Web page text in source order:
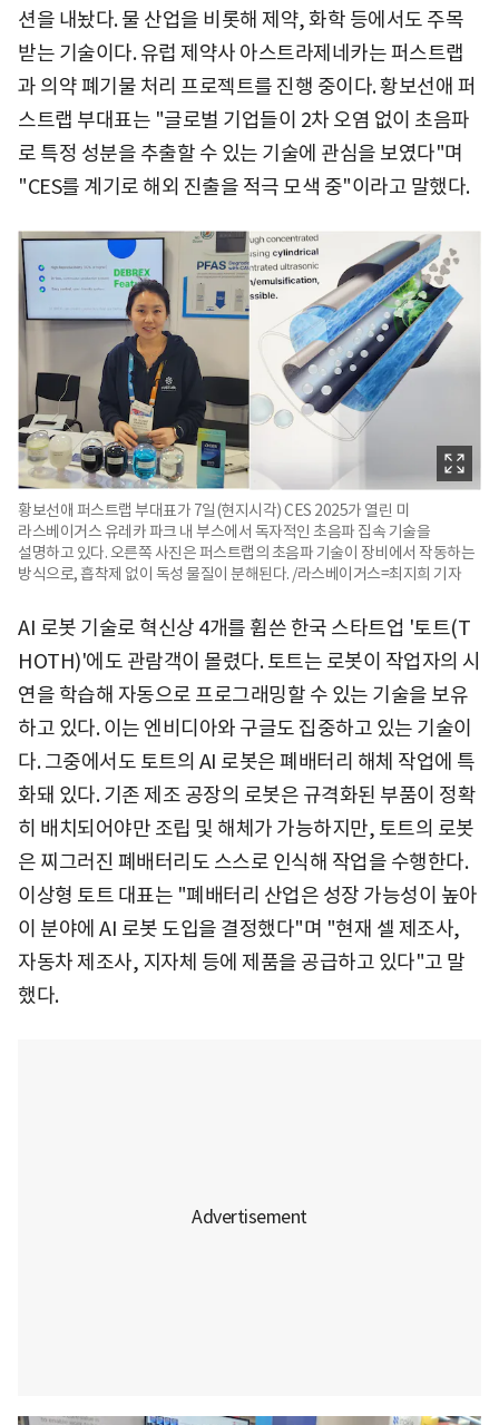
션을 내놨다. 물 산업을 비롯해 제약, 화학 등에서도 주목
받는 기술이다. 유럽 제약사 아스트라제네카는 퍼스트랩
과 의약 폐기물 처리 프로젝트를 진행 중이다. 황보선애 퍼
스트랩 부대표는 "글로벌 기업들이 2차 오염 없이 초음파
로 특정 성분을 추출할 수 있는 기술에 관심을 보였다"며
"CES를 계기로 해외 진출을 적극 모색 중"이라고 말했다.
황보선애 퍼스트랩 부대표가 7일(현지시각) CES 2025가 열린 미
라스베이거스 유레카 파크 내 부스에서 독자적인 초음파 집속 기술을
설명하고 있다. 오른쪽 사진은 퍼스트랩의 초음파 기술이 장비에서 작동하는
방식으로, 흡착제 없이 독성 물질이 분해된다. /라스베이거스=최지희 기자
AI 로봇 기술로 혁신상 4개를 휩쓴 한국 스타트업 '토트(T
HOTH)'에도 관람객이 몰렸다. 토트는 로봇이 작업자의 시
연을 학습해 자동으로 프로그래밍할 수 있는 기술을 보유
하고 있다. 이는 엔비디아와 구글도 집중하고 있는 기술이
다. 그중에서도 토트의 AI 로봇은 폐배터리 해체 작업에 특
화돼 있다. 기존 제조 공장의 로봇은 규격화된 부품이 정확
히 배치되어야만 조립 및 해체가 가능하지만, 토트의 로봇
은 찌그러진 폐배터리도 스스로 인식해 작업을 수행한다.
이상형 토트 대표는 "폐배터리 산업은 성장 가능성이 높아
이 분야에 AI 로봇 도입을 결정했다"며 "현재 셀 제조사,
자동차 제조사, 지자체 등에 제품을 공급하고 있다"고 말
했다.